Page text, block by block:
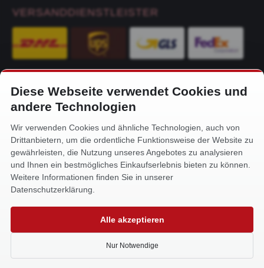
VERSANDDIENSTLEISTER
KONTAKT
Alfa-Service Hurtienne GmbH
Siemensstr. 32
59199 Bönen
+49 (0) 2383 93640
info@alfa-service.com
Whatsapp (no voice calls):
Diese Webseite verwendet Cookies und
andere Technologien
Wir verwenden Cookies und ähnliche Technologien, auch von
Drittanbietern, um die ordentliche Funktionsweise der Website zu
gewährleisten, die Nutzung unseres Angebotes zu analysieren
und Ihnen ein bestmögliches Einkaufserlebnis bieten zu können.
Weitere Informationen finden Sie in unserer
Datenschutzerklärung.
Alle akzeptieren
Nur Notwendige